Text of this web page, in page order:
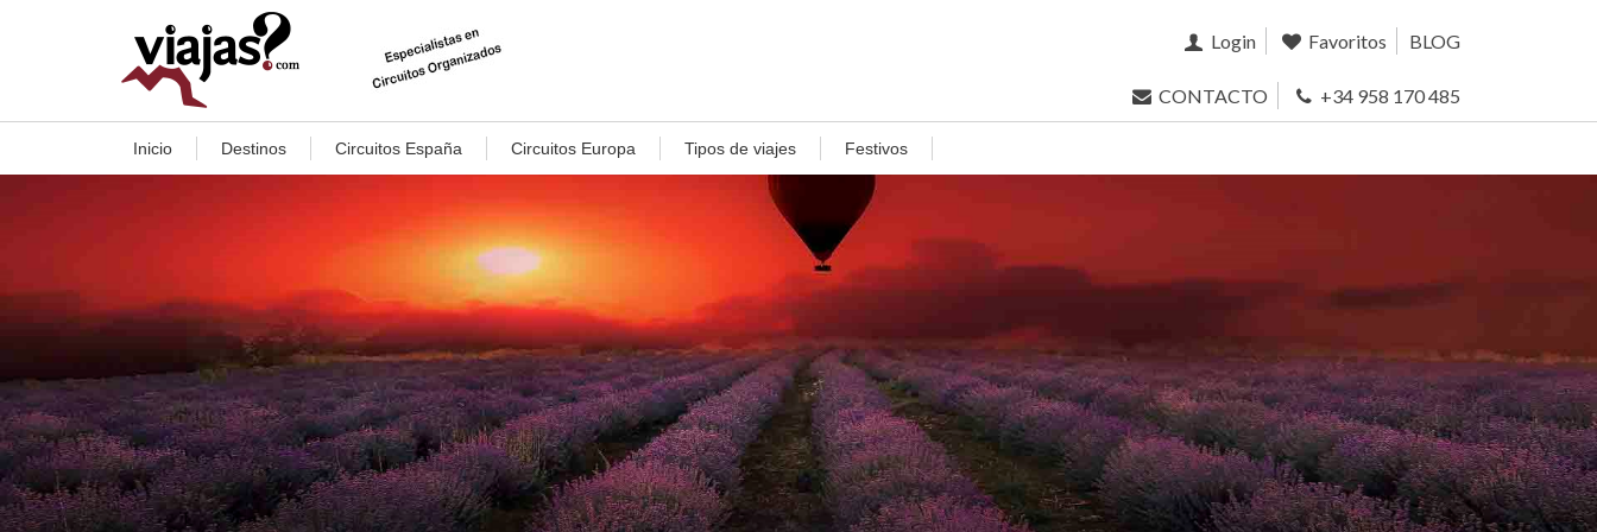
Login Favoritos BLOG
CONTACTO +34 958 170 485
Inicio Destinos Circuitos España Circuitos Europa Tipos de viajes Festivos